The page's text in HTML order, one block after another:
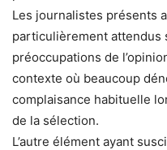
Les journalistes présents
particulièrement attendus
préoccupations de
contexte où beaucoup
complaisance habituelle
de la sélection.
L’autre élément ayant